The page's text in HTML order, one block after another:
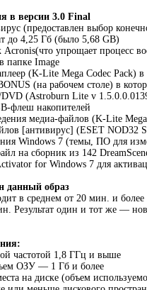
в версии 3.0 Final
(предоставлен выбор
до 4,25 Гб (было 5,68 GB)
Acronis(что упрощает процесс
папке Image
(K-Lite Mega Codec Pack)
(на рабочем столе) в
(Astroburn Lite v
флеш накопителей
медиа-файлов (K-Lite
[антивирус] (ESET NOD32
Windows 7 (темы, ПО для
на сборник из 142
for Windows 7 для
данный образ
в среднем от 20 мин. и
Результат один и тот же —
частотой 1,8 ГГц и выше
ОЗУ — 1 Гб и более
на диске (объем